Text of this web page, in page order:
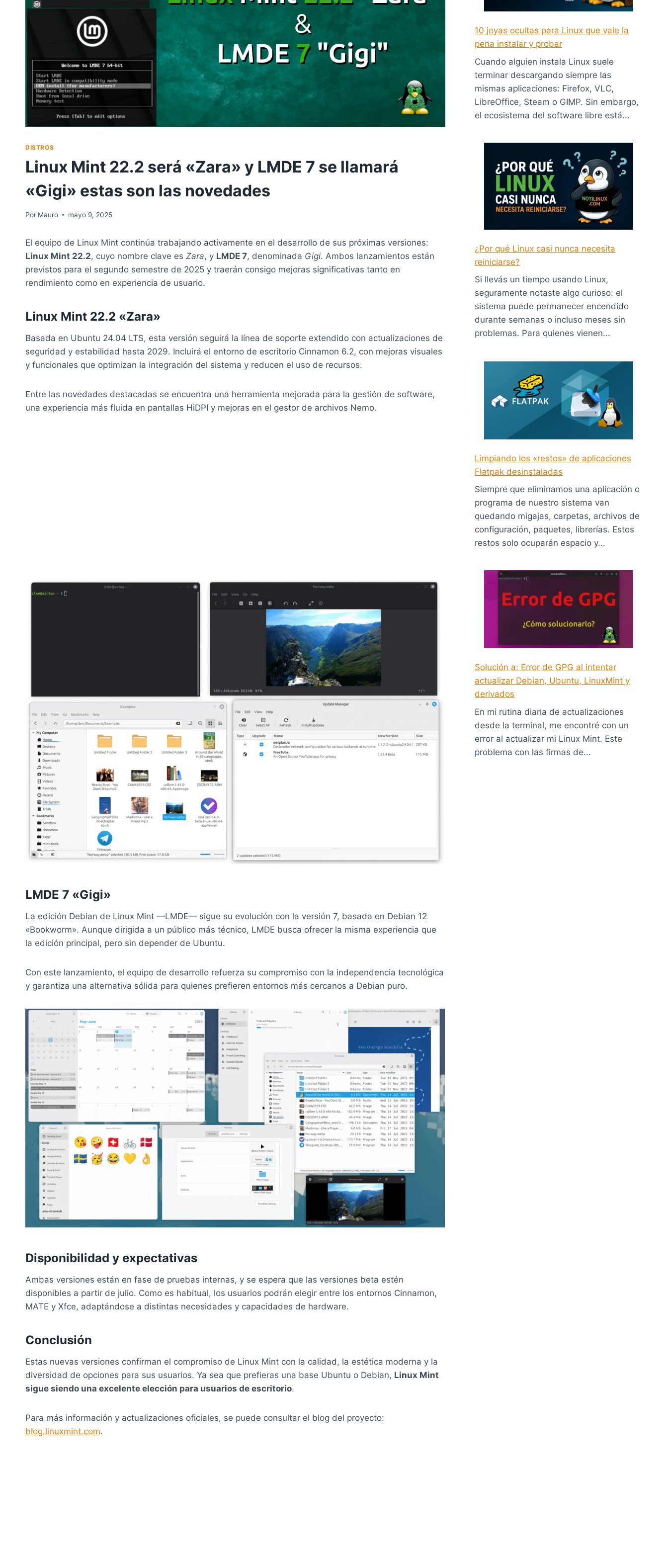
DISTROS
Linux Mint 22.2 será «Zara» y LMDE 7 se llamará
«Gigi» estas son las novedades
Por Mauro mayo 9, 2025
El equipo de Linux Mint continúa trabajando activamente en el desarrollo de sus próximas versiones:
Linux Mint 22.2, cuyo nombre clave es Zara, y LMDE 7, denominada Gigi. Ambos lanzamientos están
previstos para el segundo semestre de 2025 y traerán consigo mejoras significativas tanto en
rendimiento como en experiencia de usuario.
Linux Mint 22.2 «Zara»
Basada en Ubuntu 24.04 LTS, esta versión seguirá la línea de soporte extendido con actualizaciones de
seguridad y estabilidad hasta 2029. Incluirá el entorno de escritorio Cinnamon 6.2, con mejoras visuales
y funcionales que optimizan la integración del sistema y reducen el uso de recursos.
Entre las novedades destacadas se encuentra una herramienta mejorada para la gestión de software,
una experiencia más fluida en pantallas HiDPI y mejoras en el gestor de archivos Nemo.
LMDE 7 «Gigi»
La edición Debian de Linux Mint —LMDE— sigue su evolución con la versión 7, basada en Debian 12
«Bookworm». Aunque dirigida a un público más técnico, LMDE busca ofrecer la misma experiencia que
la edición principal, pero sin depender de Ubuntu.
Con este lanzamiento, el equipo de desarrollo refuerza su compromiso con la independencia tecnológica
y garantiza una alternativa sólida para quienes prefieren entornos más cercanos a Debian puro.
Disponibilidad y expectativas
Ambas versiones están en fase de pruebas internas, y se espera que las versiones beta estén
disponibles a partir de julio. Como es habitual, los usuarios podrán elegir entre los entornos Cinnamon,
MATE y Xfce, adaptándose a distintas necesidades y capacidades de hardware.
Conclusión
Estas nuevas versiones confirman el compromiso de Linux Mint con la calidad, la estética moderna y la
diversidad de opciones para sus usuarios. Ya sea que prefieras una base Ubuntu o Debian, Linux Mint
sigue siendo una excelente elección para usuarios de escritorio.
Para más información y actualizaciones oficiales, se puede consultar el blog del proyecto:
blog.linuxmint.com.
10 joyas ocultas para Linux que vale la
pena instalar y probar
Cuando alguien instala Linux suele
terminar descargando siempre las
mismas aplicaciones: Firefox, VLC,
LibreOffice, Steam o GIMP. Sin embargo,
el ecosistema del software libre está...
¿Por qué Linux casi nunca necesita
reiniciarse?
Si llevás un tiempo usando Linux,
seguramente notaste algo curioso: el
sistema puede permanecer encendido
durante semanas o incluso meses sin
problemas. Para quienes vienen...
Limpiando los «restos» de aplicaciones
Flatpak desinstaladas
Siempre que eliminamos una aplicación o
programa de nuestro sistema van
quedando migajas, carpetas, archivos de
configuración, paquetes, librerías. Estos
restos solo ocuparán espacio y...
Solución a: Error de GPG al intentar
actualizar Debian, Ubuntu, LinuxMint y
derivados
En mi rutina diaria de actualizaciones
desde la terminal, me encontré con un
error al actualizar mi Linux Mint. Este
problema con las firmas de...